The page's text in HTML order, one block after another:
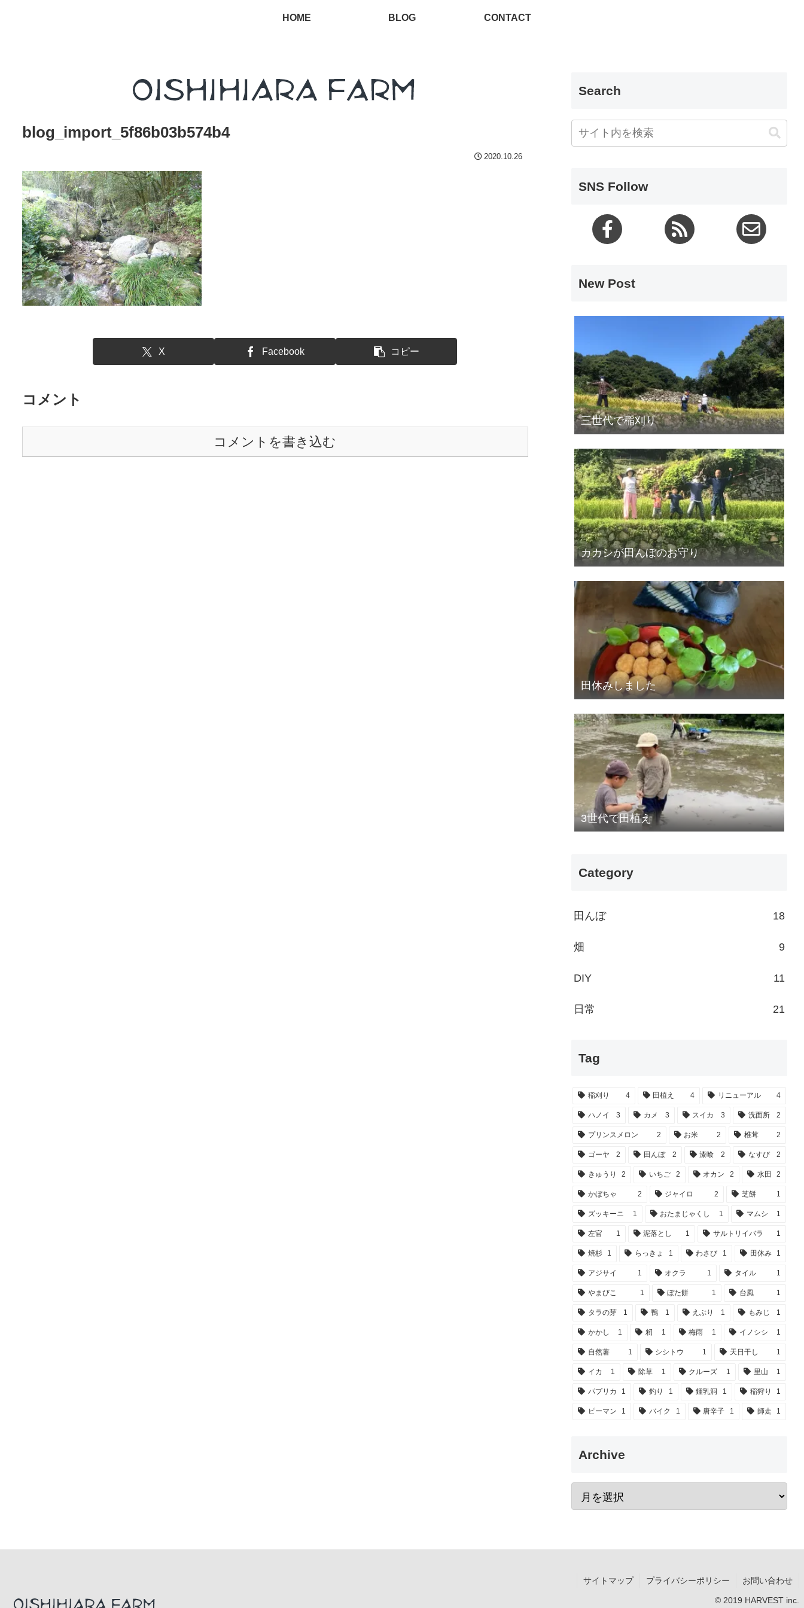
HOME BLOG CONTACT
blog_import_5f86b03b574b4
2020.10.26
X Facebook コピー
コメント
コメントを書き込む
Search
SNS Follow
New Post
三世代で稲刈り
カカシが田んぼのお守り
田休みしました
3世代で田植え
Category
田んぼ 18
畑 9
DIY 11
日常 21
Tag
稲刈り 4 田植え 4 リニューアル 4
ハノイ 3 カメ 3 スイカ 3 洗面所 2
プリンスメロン 2 お米 2 椎茸 2
ゴーヤ 2 田んぼ 2 漆喰 2 なすび 2
きゅうり 2 いちご 2 オカン 2 水田 2
かぼちゃ 2 ジャイロ 2 芝餅 1
ズッキーニ 1 おたまじゃくし 1 マムシ 1
左官 1 泥落とし 1 サルトリイバラ 1
焼杉 1 らっきょ 1 わさび 1 田休み 1
アジサイ 1 オクラ 1 タイル 1
やまびこ 1 ぼた餅 1 台風 1
タラの芽 1 鴨 1 えぶり 1 もみじ 1
かかし 1 籾 1 梅雨 1 イノシシ 1
自然薯 1 シシトウ 1 天日干し 1
イカ 1 除草 1 クルーズ 1 里山 1
パプリカ 1 釣り 1 鍾乳洞 1 稲狩り 1
ピーマン 1 バイク 1 唐辛子 1 師走 1
Archive
サイトマップ プライバシーポリシー お問い合わせ
© 2019 HARVEST inc.